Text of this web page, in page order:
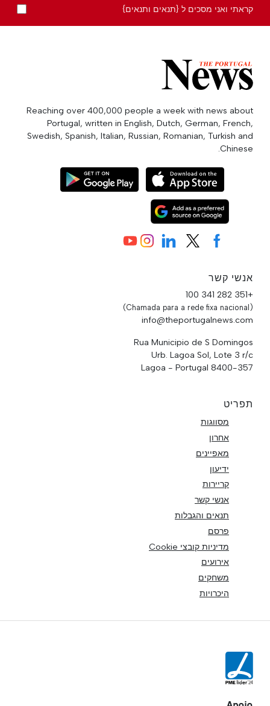
קראתי ואני מסכים ל {תנאים ותנאים}
Reaching over 400,000 people a week with news about
Portugal, written in English, Dutch, German, French,
Swedish, Spanish, Italian, Russian, Romanian, Turkish and
Chinese.
אנשי קשר
+351 282 341 100
(Chamada para a rede fixa nacional)
info@theportugalnews.com
Rua Municipio de S Domingos
Urb. Lagoa Sol, Lote 3 r/c
8400-357 Lagoa - Portugal
תפריט
מסווגות
אחרון
מאפיינים
ידיעון
קריירות
אנשי קשר
תנאים והגבלות
פרסם
מדיניות קובצי Cookie
אירועים
משחקים
היכרויות